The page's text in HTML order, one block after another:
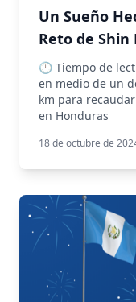
Un Sueño
Reto de Shin
🕒 Tiempo de
en medio de un
km para
en Honduras
18 de octubre de